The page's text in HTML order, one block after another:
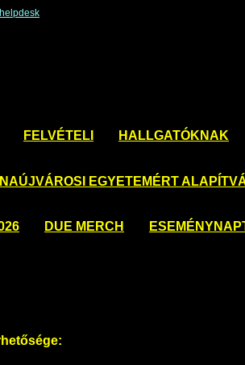
FELVÉTELI HALLGATÓKNAK
EGYETEMÉRT
DUE MERCH